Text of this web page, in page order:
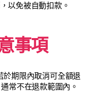
以免被自動扣款。
事項
於期限內取消可全額退
常不在退款範圍內。